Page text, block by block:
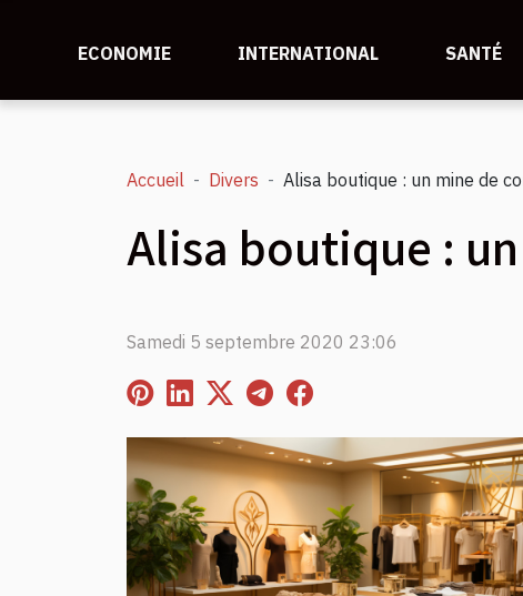
ECONOMIE INTERNATIONAL SANTÉ
Accueil Divers Alisa boutique : un mine de
Alisa boutique :
Samedi 5 septembre 2020 23:06